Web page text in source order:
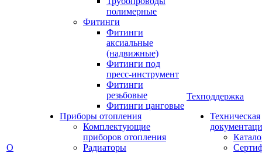
О
полимерные
Фитинги
Фитинги
аксиальные
(надвижные)
Фитинги под
пресс-инструмент
Фитинги
резьбовые
Фитинги цанговые
Приборы отопления
Комплектующие
приборов отопления
Радиаторы
Техподдержка
Техническая